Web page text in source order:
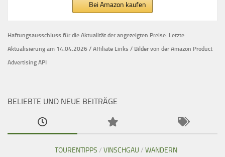
Bei Amazon kaufen
Haftungsausschluss für die Aktualität der angezeigten Preise. Letzte
Aktualisierung am 14.04.2026 / Affiliate Links / Bilder von der Amazon Product
Advertising API
BELIEBTE UND NEUE BEITRÄGE
TOURENTIPPS / VINSCHGAU / WANDERN